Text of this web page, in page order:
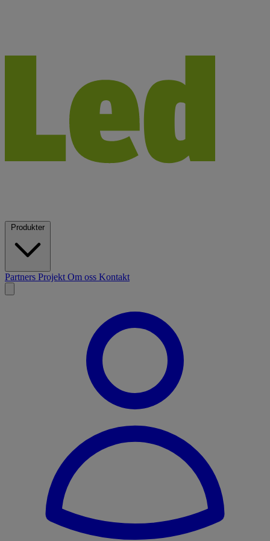
Produkter
Partners Projekt Om oss Kontakt